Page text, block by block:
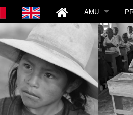
AMU
Histoire de AMU
Notre Mission
Nous contacter
Nous soutenir
par pays
par catégorie